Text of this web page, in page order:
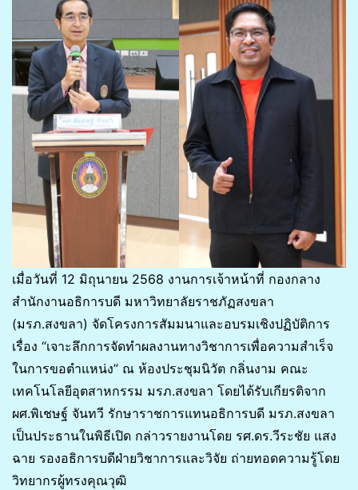
เมื่อวันที่ 12 มิถุนายน 2568 งานการเจ้าหน้าที่ กองกลาง
สำนักงานอธิการบดี มหาวิทยาลัยราชภัฏสงขลา
(มรภ.สงขลา) จัดโครงการสัมมนาและอบรมเชิงปฏิบัติการ
เรื่อง “เจาะลึกการจัดทำผลงานทางวิชาการเพื่อความสำเร็จ
ในการขอตำแหน่ง” ณ ห้องประชุมนิวัต กลิ่นงาม คณะ
เทคโนโลยีอุตสาหกรรม มรภ.สงขลา โดยได้รับเกียรติจาก
ผศ.พิเชษฐ์ จันทวี รักษาราชการแทนอธิการบดี มรภ.สงขลา
เป็นประธานในพิธีเปิด กล่าวรายงานโดย รศ.ดร.วีระชัย แสง
ฉาย รองอธิการบดีฝ่ายวิชาการและวิจัย ถ่ายทอดความรู้โดย
วิทยากรผู้ทรงคุณวุฒิ